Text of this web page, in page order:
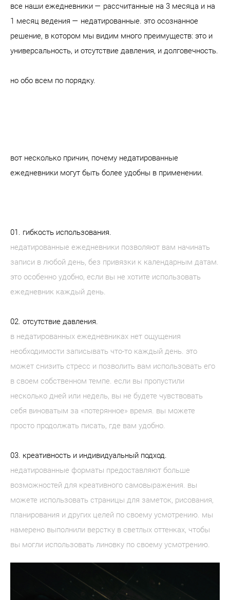
все наши ежедневники — рассчитанные на 3 месяца и на
1 месяц ведения — недатированные. это осознанное
решение, в котором мы видим много преимуществ: это и
универсальность, и отсутствие давления, и долговечность.
но обо всем по порядку.
вот несколько причин, почему недатированные
ежедневники могут быть более удобны в применении.
01. гибкость использования.
недатированные ежедневники позволяют вам начинать
записи в любой день, без привязки к календарным датам.
это особенно удобно, если вы не хотите использовать
ежедневник каждый день.
02. отсутствие давления.
в недатированных ежедневниках нет ощущения
необходимости записывать что-то каждый день. это
может снизить стресс и позволить вам использовать его
в своем собственном темпе. если вы пропустили
несколько дней или недель, вы не будете чувствовать
себя виноватым за «потерянное» время. вы можете
просто продолжать писать, где вам удобно.
03. креативность и индивидуальный подход.
недатированные форматы предоставляют больше
возможностей для креативного самовыражения. вы
можете использовать страницы для заметок, рисования,
планирования и других целей по своему усмотрению. мы
намерено выполнили верстку в светлых оттенках, чтобы
вы могли использовать линовку по своему усмотрению.